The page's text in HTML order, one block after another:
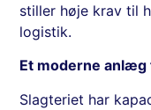
stiller høje krav til
logistik.
Et moderne
Slagteriet har